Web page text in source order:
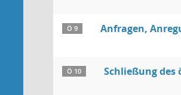
Ö 9 Anfragen,
Ö 10 Schließung des